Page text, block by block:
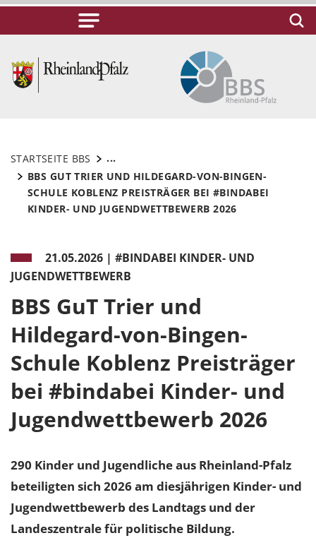
STARTSEITE BBS
...
BBS GUT TRIER UND HILDEGARD-VON-BINGEN-
SCHULE KOBLENZ PREISTRÄGER BEI #BINDABEI
KINDER- UND JUGENDWETTBEWERB 2026
21.05.2026 | #BINDABEI KINDER- UND
JUGENDWETTBEWERB
BBS GuT Trier und
Hildegard-von-Bingen-
Schule Koblenz Preisträger
bei #bindabei Kinder- und
Jugendwettbewerb 2026
290 Kinder und Jugendliche aus Rheinland-Pfalz
beteiligten sich 2026 am diesjährigen Kinder- und
Jugendwettbewerb des Landtags und der
Landeszentrale für politische Bildung.